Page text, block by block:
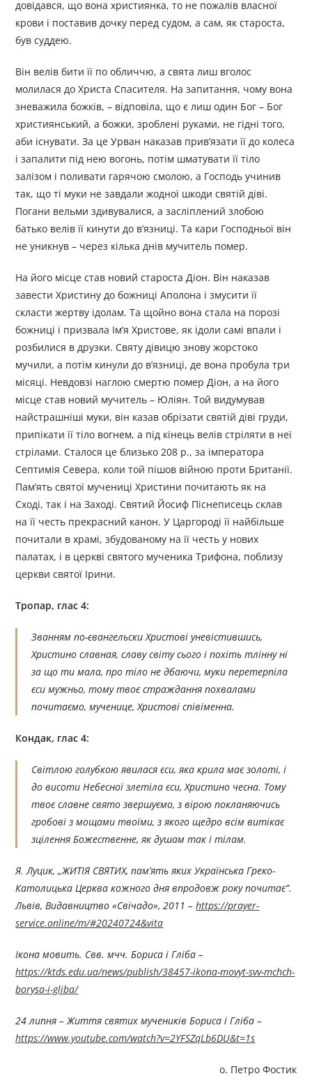
довідався, що вона християнка, то не пожалів власної
крови і поставив дочку перед судом, а сам, як староста,
був суддею.
Він велів бити її по обличчю, а свята лиш вголос
молилася до Христа Спасителя. На запитання, чому вона
зневажила божків, – відповіла, що є лиш один Бог – Бог
християнський, а божки, зроблені руками, не гідні того,
аби існувати. За це Урван наказав прив’язати її до колеса
і запалити під нею вогонь, потім шматувати її тіло
залізом і поливати гарячою смолою, а Господь учинив
так, що ті муки не завдали жодної шкоди святій діві.
Погани вельми здивувалися, а засліплений злобою
батько велів її кинути до в’язниці. Та кари Господньої він
не уникнув – через кілька днів мучитель помер.
На його місце став новий староста Діон. Він наказав
завести Христину до божниці Аполона і змусити її
скласти жертву ідолам. Та щойно вона стала на порозі
божниці і призвала Ім’я Христове, як ідоли самі впали і
розбилися в друзки. Святу дівицю знову жорстоко
мучили, а потім кинули до в’язниці, де вона пробула три
місяці. Невдовзі наглою смертю помер Діон, а на його
місце став новий мучитель – Юліян. Той видумував
найстрашніші муки, він казав обрізати святій діві груди,
припікати її тіло вогнем, а під кінець велів стріляти в неї
стрілами. Сталося це близько 208 р., за імператора
Септимія Севера, коли той пішов війною проти Британії.
Пам’ять святої мучениці Христини почитають як на
Сході, так і на Заході. Святий Йосиф Піснеписець склав
на її честь прекрасний канон. У Царгороді її найбільше
почитали в храмі, збудованому на її честь у нових
палатах, і в церкві святого мученика Трифона, поблизу
церкви святої Ірини.
Тропар, глас 4:
Званням по-євангельски Христові уневістившись,
Христино славная, славу світу сього і похіть тлінну ні
за що ти мала, про тіло не дбаючи, муки перетерпіла
єси мужньо, тому твоє страждання похвалами
почитаємо, мученице, Христові співіменна.
Кондак, глас 4:
Світлою голубкою явилася єси, яка крила має золоті, і
до висоти Небесної злетіла єси, Христино чесна. Тому
твоє славне свято звершуємо, з вірою покланяючись
гробові з мощами твоїми, з якого щедро всім витікає
зцілення Божественне, як душам так і тілам.
Я. Луцик, „ЖИТІЯ СВЯТИХ, пам’ять яких Українська Греко-
Католицька Церква кожного дня впродовж року почитає”.
Львів, Видавництво «Свічадо», 201 1–https://prayer-
service.online/m/#20240724&vita
Ікона мовить. Свв. мчч. Бориса і Гліба –
https://ktds.edu.ua/news/publish/38457-ikona-movyt-svv-mchch-
borysa-i-gliba/
24 липня – Життя святих мучеників Бориса і Гліба –
https://www.youtube.com/watch?v=2YFSZqLb6DU&t=1s
о. Петро Фостик